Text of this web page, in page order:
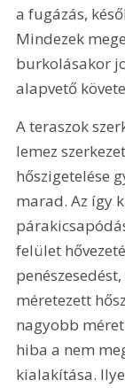
a fugázás,
Mindezek
burkolásakor
alapvető
A teraszok
lemez
hőszigetelése
marad. Az így
felület
méretezett
nagyobb
hiba a nem
kialakítása.